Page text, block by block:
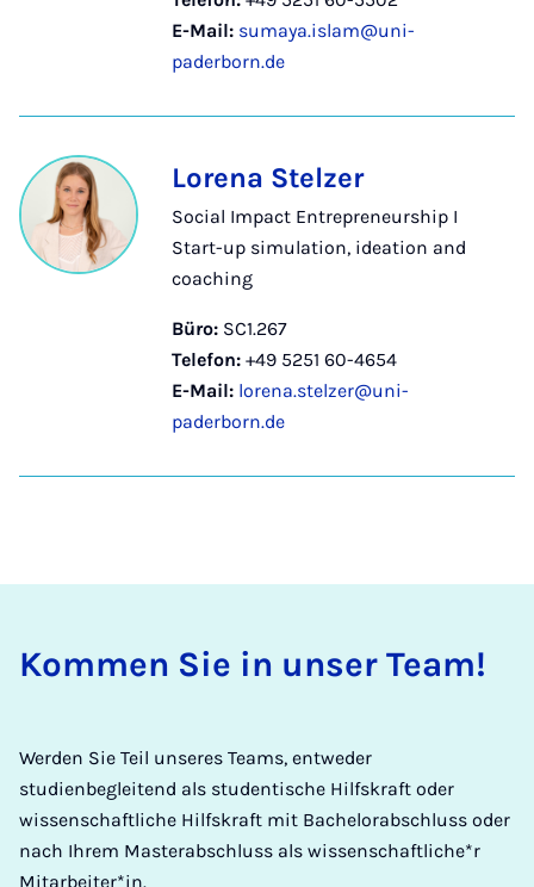
E-Mail: sumaya.islam@uni-
paderborn.de
Lorena Stelzer
Social Impact Entrepreneurship I
Start-up simulation, ideation and
coaching
Büro: SC1.267
Telefon: +49 5251 60-4654
E-Mail: lorena.stelzer@uni-
paderborn.de
Kommen Sie in unser Team!
Werden Sie Teil unseres Teams, entweder
studienbegleitend als studentische Hilfskraft oder
wissenschaftliche Hilfskraft mit Bachelorabschluss oder
nach Ihrem Masterabschluss als wissenschaftliche*r
Mitarbeiter*in.